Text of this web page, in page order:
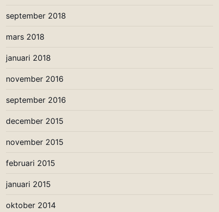
september 2018
mars 2018
januari 2018
november 2016
september 2016
december 2015
november 2015
februari 2015
januari 2015
oktober 2014